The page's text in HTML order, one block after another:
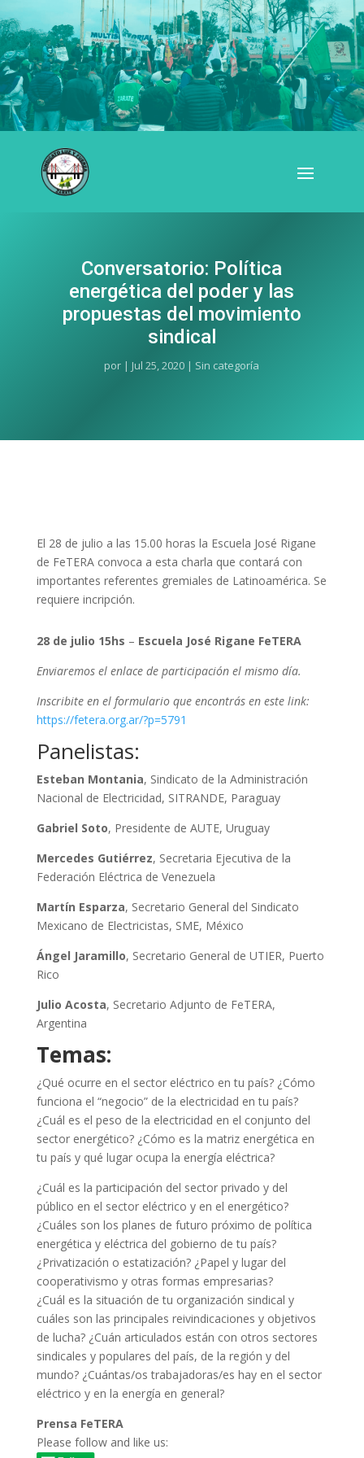
Conversatorio: Política
energética del poder y las
propuestas del movimiento
sindical
por | Jul 25, 2020 | Sin categoría
El 28 de julio a las 15.00 horas la Escuela José Rigane
de FeTERA convoca a esta charla que contará con
importantes referentes gremiales de Latinoamérica. Se
requiere incripción.
28 de julio 15hs – Escuela José Rigane FeTERA
Enviaremos el enlace de participación el mismo día.
Inscribite en el formulario que encontrás en este link:
https://fetera.org.ar/?p=5791
Panelistas:
Esteban Montania, Sindicato de la Administración
Nacional de Electricidad, SITRANDE, Paraguay
Gabriel Soto, Presidente de AUTE, Uruguay
Mercedes Gutiérrez, Secretaria Ejecutiva de la
Federación Eléctrica de Venezuela
Martín Esparza, Secretario General del Sindicato
Mexicano de Electricistas, SME, México
Ángel Jaramillo, Secretario General de UTIER, Puerto
Rico
Julio Acosta, Secretario Adjunto de FeTERA,
Argentina
Temas:
¿Qué ocurre en el sector eléctrico en tu país? ¿Cómo
funciona el “negocio” de la electricidad en tu país?
¿Cuál es el peso de la electricidad en el conjunto del
sector energético? ¿Cómo es la matriz energética en
tu país y qué lugar ocupa la energía eléctrica?
¿Cuál es la participación del sector privado y del
público en el sector eléctrico y en el energético?
¿Cuáles son los planes de futuro próximo de política
energética y eléctrica del gobierno de tu país?
¿Privatización o estatización? ¿Papel y lugar del
cooperativismo y otras formas empresarias?
¿Cuál es la situación de tu organización sindical y
cuáles son las principales reivindicaciones y objetivos
de lucha? ¿Cuán articulados están con otros sectores
sindicales y populares del país, de la región y del
mundo? ¿Cuántas/os trabajadoras/es hay en el sector
eléctrico y en la energía en general?
Prensa FeTERA
Please follow and like us: